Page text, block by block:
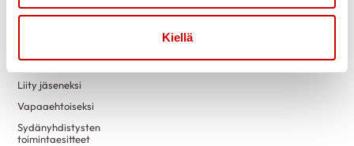
Kiellä
Tapahtumakalenteri
mittaustoiminta
Liity jäseneksi
Vapaaehtoiseksi
Sydänyhdistysten
toimintaesitteet
Laskutustiedot
Yritysyhteistyö